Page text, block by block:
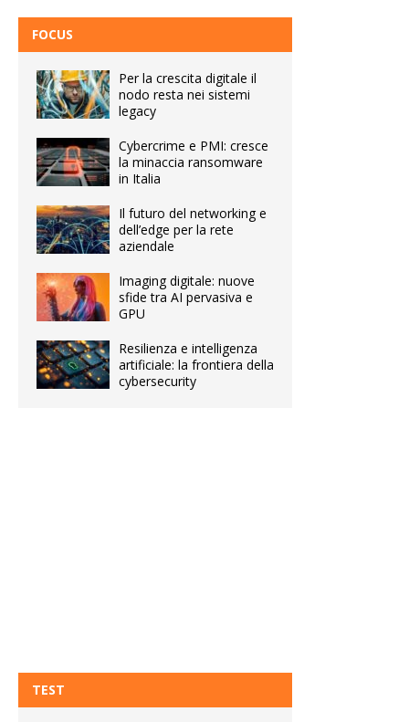
FOCUS
Per la crescita digitale il
nodo resta nei sistemi
legacy
Cybercrime e PMI: cresce
la minaccia ransomware
in Italia
Il futuro del networking e
dell’edge per la rete
aziendale
Imaging digitale: nuove
sfide tra AI pervasiva e
GPU
Resilienza e intelligenza
artificiale: la frontiera della
cybersecurity
TEST